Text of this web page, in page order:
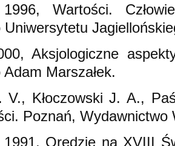
Wartości.
Aksjologiczne
Marszałek.
V., Kłoczowski J. A.,
Poznań, Wydawnictwo
1991, Orędzie na XVIII